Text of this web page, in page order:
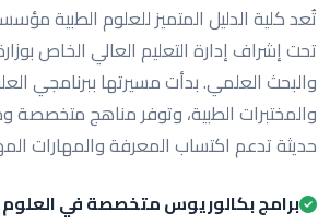
تُعد كلية الدليل المتميز للعلوم الطبية
تحت إشراف إدارة التعليم العالي الخاص بوزارة
والبحث العلمي. بدأت مسيرتها ببرنامجي
والمختبرات الطبية، وتوفر مناهج متخصصة
حديثة تدعم اكتساب المعرفة والمهارات
برامج بكالوريوس متخصصة في العلوم